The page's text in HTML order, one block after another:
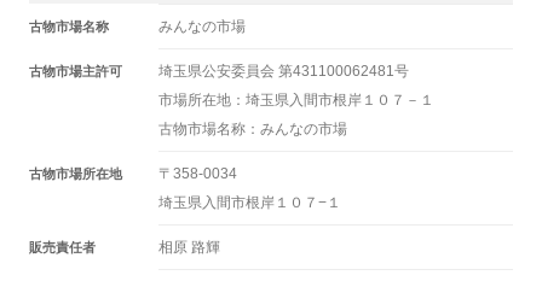
古物市場名称 みんなの市場
古物市場主許可
埼玉県公安委員会 第431100062481号
市場所在地：埼玉県入間市根岸１０７－１
古物市場名称：みんなの市場
古物市場所在地
〒358-0034
埼玉県入間市根岸１０７−１
販売責任者 相原 路輝